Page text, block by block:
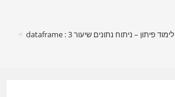
לימוד פיתון – ניתוח נתונים שיעור 3 : dataframe >